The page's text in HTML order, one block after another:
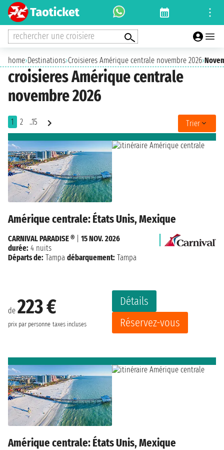
rechercher une croisiere
home›Destinations›Croisieres Amérique centrale novembre 2026›
croisieres Amérique centrale
novembre 2026
1 2 ..15 Trier
Amérique centrale: États Unis, Mexique
de 223 €
prix par personne taxes incluses
Détails
Réservez-vous
CARNIVAL PARADISE ®
15 NOV. 2026
durée: 4 nuits
Départs de: Tampa débarquement: Tampa
Amérique centrale: États Unis, Mexique